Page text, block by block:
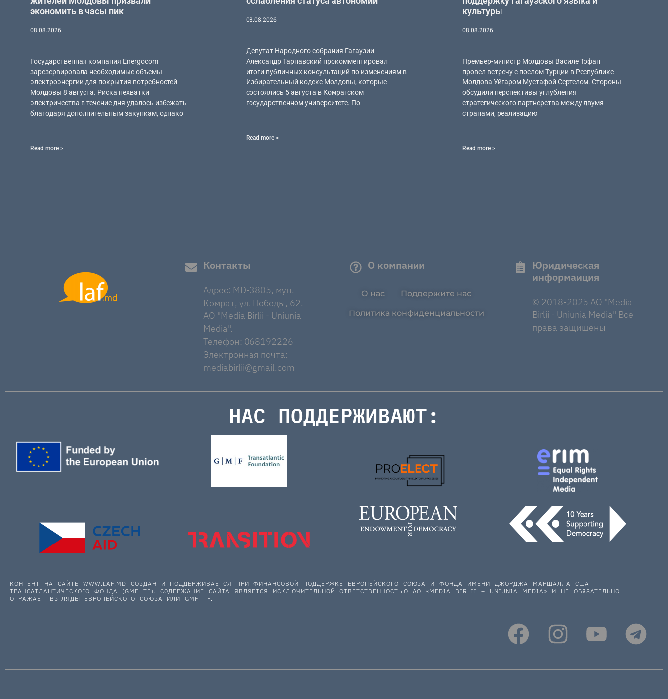
экономить в часы пик
08.08.2026
Государственная компания Energocom
зарезервировала необходимые объемы
электроэнергии для покрытия потребностей
Молдовы 8 августа. Риска нехватки
электричества в течение дня удалось избежать
благодаря дополнительным закупкам, однако
Read more >
08.08.2026
Депутат Народного собрания Гагаузии
Александр Тарнавский прокомментировал
итоги публичных консультаций по изменениям в
Избирательный кодекс Молдовы, которые
состоялись 5 августа в Комратском
государственном университете. По
Read more >
культуры
08.08.2026
Премьер-министр Молдовы Василе Тофан
провел встречу с послом Турции в Республике
Молдова Уйгаром Мустафой Сертелом. Стороны
обсудили перспективы углубления
стратегического партнерства между двумя
странами, реализацию
Read more >
Контакты
Адрес: MD-3805, мун.
Комрат, ул. Победы, 62.
AO "Media Birlii - Uniunia
Media".
Телефон: 068192226
Электронная почта:
mediabirlii@gmail.com
О компании
О нас Поддержите нас
Политика конфиденциальности
Юридическая
информаиция
© 2018-2025 AO "Media
Birlii - Uniunia Media" Все
права защищены
НАС ПОДДЕРЖИВАЮТ:
КОНТЕНТ НА САЙТЕ WWW.LAF.MD СОЗДАН И ПОДДЕРЖИВАЕТСЯ ПРИ ФИНАНСОВОЙ ПОДДЕРЖКЕ ЕВРОПЕЙСКОГО СОЮЗА И ФОНДА ИМЕНИ ДЖОРДЖА МАРШАЛЛА США —
ТРАНСАТЛАНТИЧЕСКОГО ФОНДА (GMF TF). СОДЕРЖАНИЕ САЙТА ЯВЛЯЕТСЯ ИСКЛЮЧИТЕЛЬНОЙ ОТВЕТСТВЕННОСТЬЮ АО «MEDIA BIRLII – UNIUNIA MEDIA» И НЕ ОБЯЗАТЕЛЬНО
ОТРАЖАЕТ ВЗГЛЯДЫ ЕВРОПЕЙСКОГО СОЮЗА ИЛИ GMF TF.